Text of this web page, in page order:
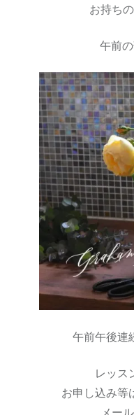
お持ち
午前
午前午後連
レッス
お申し込み等
メー